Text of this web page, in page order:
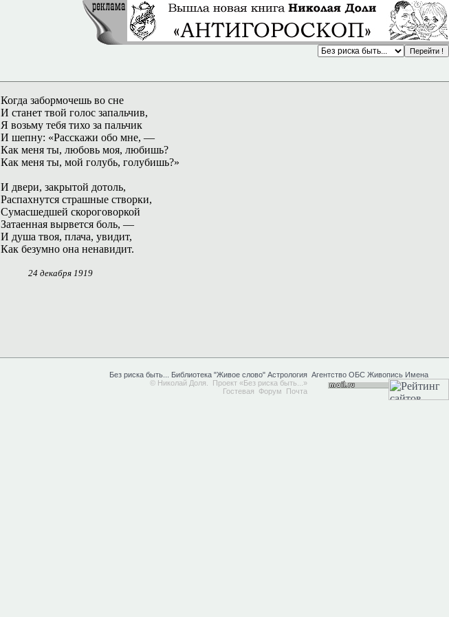
Когда забормочешь во сне
И станет твой голос запальчив,
Я возьму тебя тихо за пальчик
И шепну: «Расскажи обо мне, —
Как меня ты, любовь моя, любишь?
Как меня ты, мой голубь, голубишь?»
И двери, закрытой дотоль,
Распахнутся страшные створки,
Сумасшедшей скороговоркой
Затаенная вырвется боль, —
И душа твоя, плача, увидит,
Как безумно она ненавидит.
24 декабря 1919
Без риска быть... Библиотека "Живое слово" Астрология Агентство ОБС Живопись Имена
© Николай Доля.
Проект «Без риска быть...»
Гостевая
Форум Почта